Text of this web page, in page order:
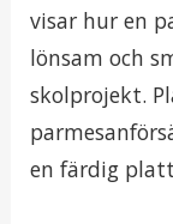
visar hur en
lönsam och
skolprojekt.
en färdig